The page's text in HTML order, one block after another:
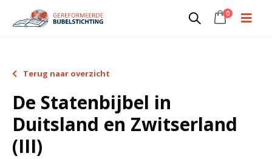
0
Terug naar overzicht
De Statenbijbel in
Duitsland en Zwitserland
(III)